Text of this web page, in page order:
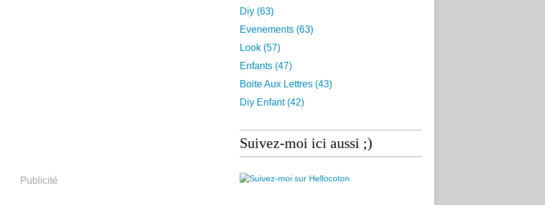
Publicité
Diy (63)
Evenements (63)
Look (57)
Enfants (47)
Boite Aux Lettres (43)
Diy Enfant(42)
Suivez-moi ici aussi ;)